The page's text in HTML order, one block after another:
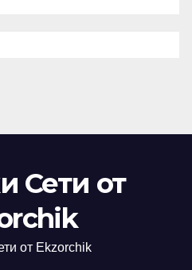
Сети от
от Ekzorchik